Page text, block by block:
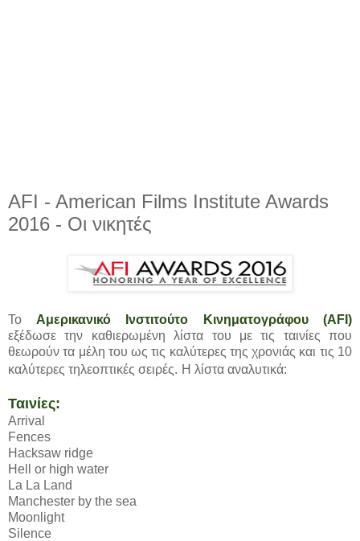
AFI - American Films Institute Awards
2016 - Οι νικητές
Το Αμερικανικό Ινστιτούτο Κινηματογράφου (AFI)
εξέδωσε την καθιερωμένη λίστα του με τις ταινίες που
θεωρούν τα μέλη του ως τις καλύτερες της χρονιάς και τις 10
καλύτερες τηλεοπτικές σειρές. Η λίστα αναλυτικά:
Ταινίες:
Arrival
Fences
Hacksaw ridge
Hell or high water
La La Land
Manchester by the sea
Moonlight
Silence